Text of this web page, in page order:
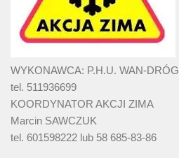
WYKONAWCA: P.H.U. WAN-DRÓG
tel. 511936699
KOORDYNATOR AKCJI ZIMA
Marcin SAWCZUK
tel. 601598222 lub 58 685-83-86